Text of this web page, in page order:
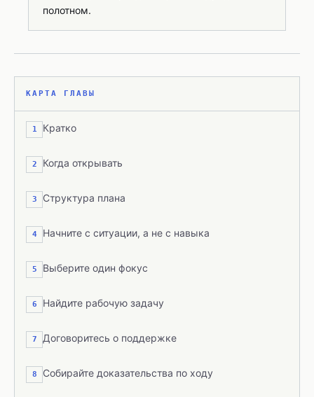
полотном.
КАРТА ГЛАВЫ
1 Кратко
2 Когда открывать
3 Структура плана
4 Начните с ситуации, а не с навыка
5 Выберите один фокус
6 Найдите рабочую задачу
7 Договоритесь о поддержке
8 Собирайте доказательства по ходу